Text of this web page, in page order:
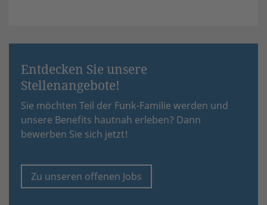
Entdecken Sie unsere
Stellenangebote!
Sie möchten Teil der Funk-Familie werden und
unsere Benefits hautnah erleben? Dann
bewerben Sie sich jetzt!
Zu unseren offenen Jobs